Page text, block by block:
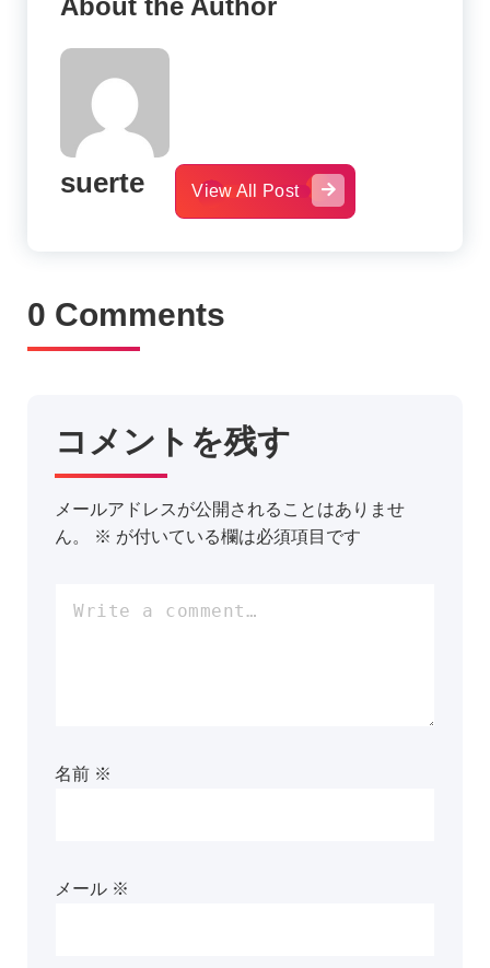
suerte View All Post
0 Comments
コメントを残す
メールアドレスが公開されることはありませ
ん。
※ が付いている欄は必須項目です
名前 ※
メール ※